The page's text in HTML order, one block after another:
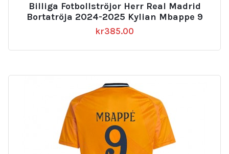
av 5
Billiga Fotbollströjor Herr Real Madrid
Bortatröja 2024-2025 Kylian Mbappe 9
kr385.00